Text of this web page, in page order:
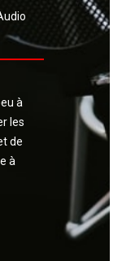
à
les
de
à